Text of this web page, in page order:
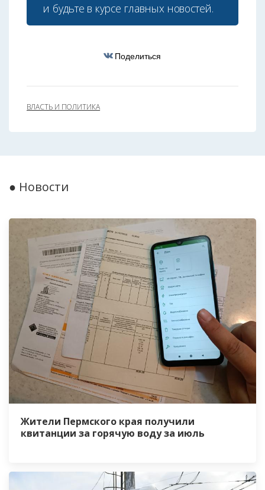
и будьте в курсе главных новостей.
Поделиться
ВЛАСТЬ И ПОЛИТИКА
● Новости
Жители Пермского края получили
квитанции за горячую воду за июль